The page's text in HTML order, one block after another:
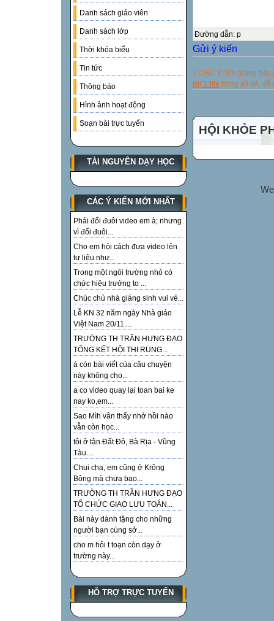
Danh sách giáo viên
Danh sách lớp
Thời khóa biểu
Tin tức
Thông báo
Hình ảnh hoạt động
Soạn bài trực tuyến
TÀI NGUYÊN DẠY HỌC
CÁC Ý KIẾN MỚI NHẤT
Phải đổi đuôi video em à; nhưng
vì đổi đuôi...
Cho em hỏi cách đưa video lên
tư liệu như...
Trong một ngôi trường nhỏ có
chức hiệu trưởng to ...
Chúc chủ nhà giáng sinh vui vẻ...
Lễ KN 32 năm ngày Nhà giáo
Việt Nam 20/11....
TRƯỜNG TH TRẦN HƯNG ĐẠO
TỔNG KẾT HỘI THI RUNG...
à còn bài viết của câu chuyện
này không cho...
a co video quay lại toan bai ke
nay ko,em...
Sao Mìh vân thấy nhớ hồi nào
vẫn còn học...
tôi ở tận Đất Đỏ, Bà Rịa - Vũng
Tàu....
Chui cha, em cũng ở Krông
Bông mà chưa bao...
TRƯỜNG TH TRẦN HƯNG ĐẠO
TỔ CHỨC GIAO LƯU TOÁN...
Bài này dành tặng cho những
người bạn cùng sở...
cho m hỏi t toạn còn dạy ở
trường này...
HỖ TRỢ TRỰC TUYẾN
Đường dẫn: p
Gửi ý kiến
↓ CHÚ Ý: Bài giảng này
thị 1 file trong số đó, đề
HỘI KHỎE